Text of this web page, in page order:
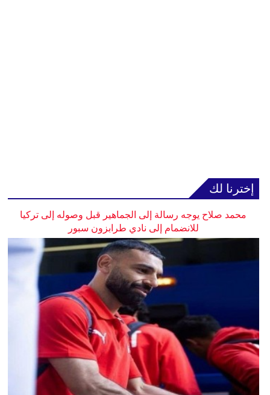
إخترنا لك
محمد صلاح يوجه رسالة إلى الجماهير قبل وصوله إلى تركيا
للانضمام إلى نادي طرابزون سبور